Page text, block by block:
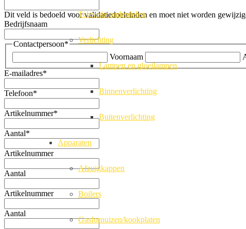
Televisie onderdelen
Verlichting
Lampen en gloeilampen
Binnenverlichting
Buitenverlichting
Apparaten
Afzuigkappen
Boilers
Gasfornuizen/kookplaten
Dit veld is bedoeld voor validatiedoeleinden en moet niet worden
Bedrijfsnaam
Contactpersoon*
Voornaam
E-mailadres*
Telefoon*
Artikelnummer*
Aantal*
Artikelnummer
Aantal
Artikelnummer
Aantal